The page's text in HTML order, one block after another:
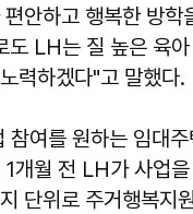
안하고 행복한 방학
도 LH는 질 높은 육
력하겠다"고 말했다.
참여를 원하는 임대
개월 전 LH가 사업을
단위로 주거행복지